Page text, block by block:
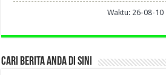
Waktu: 26-08-10
CARI BERITA ANDA DI SINI